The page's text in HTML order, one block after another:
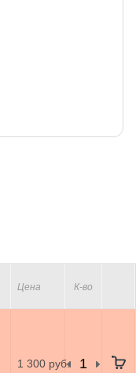
Цена К-во
1 300 руб.